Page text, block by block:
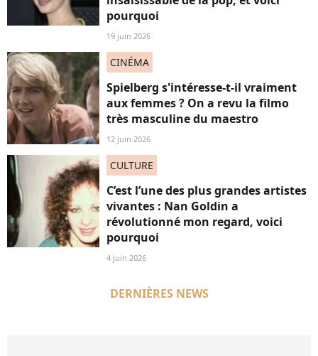
pourquoi
19 juin 2026
CINÉMA
Spielberg s'intéresse-t-il vraiment
aux femmes ? On a revu la filmo
très masculine du maestro
12 juin 2026
CULTURE
C’est l’une des plus grandes artistes
vivantes : Nan Goldin a
révolutionné mon regard, voici
pourquoi
4 juin 2026
DERNIÈRES NEWS